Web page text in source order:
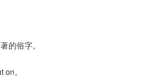
的俗字。
on。